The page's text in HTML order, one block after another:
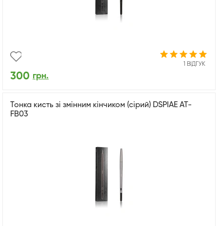
1 ВІДГУК
300 грн.
Тонка кисть зі змінним кінчиком (сірий) DSPIAE AT-
FB03